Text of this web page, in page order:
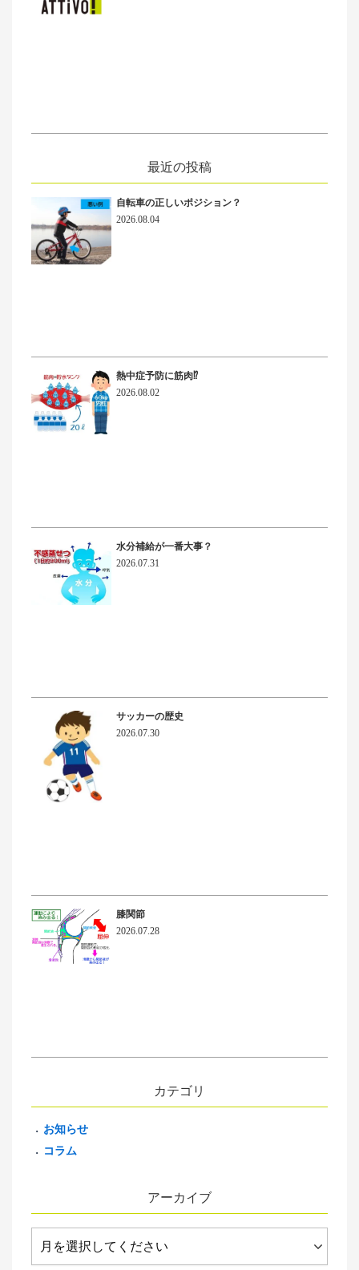
最近の投稿
自転車の正しいポジション？
2026.08.04
熱中症予防に筋肉⁉
2026.08.02
水分補給が一番大事？
2026.07.31
サッカーの歴史
2026.07.30
膝関節
2026.07.28
カテゴリ
お知らせ
コラム
アーカイブ